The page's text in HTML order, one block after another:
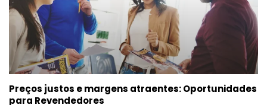
Preços justos e margens atraentes: Oportunidades
para Revendedores